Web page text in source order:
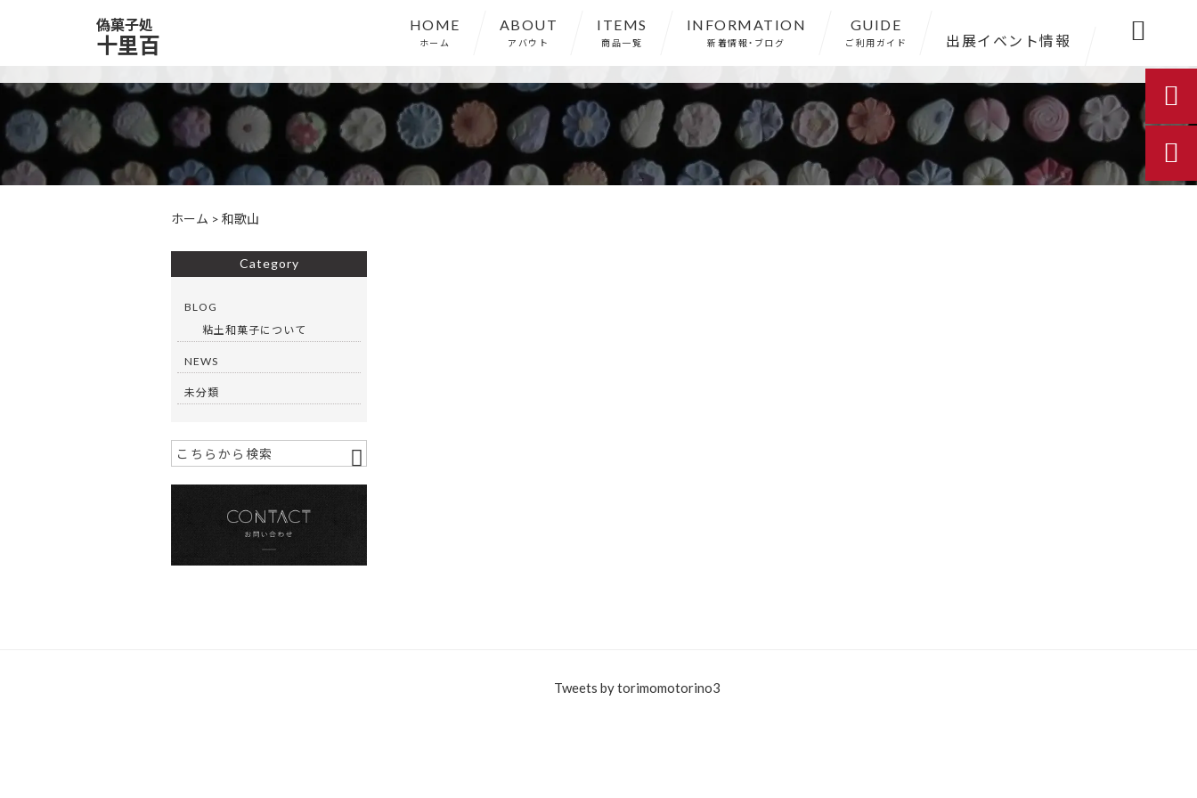
偽菓子処
十里百
HOME
ホーム
ABOUT
アバウト
ITEMS
商品一覧
INFORMATION
新着情報・ブログ
GUIDE
ご利用ガイド 出展イベント情報 
ホーム > 和歌山
Category
BLOG
粘土和菓子について
NEWS
未分類
Tweets by torimomotorino3

